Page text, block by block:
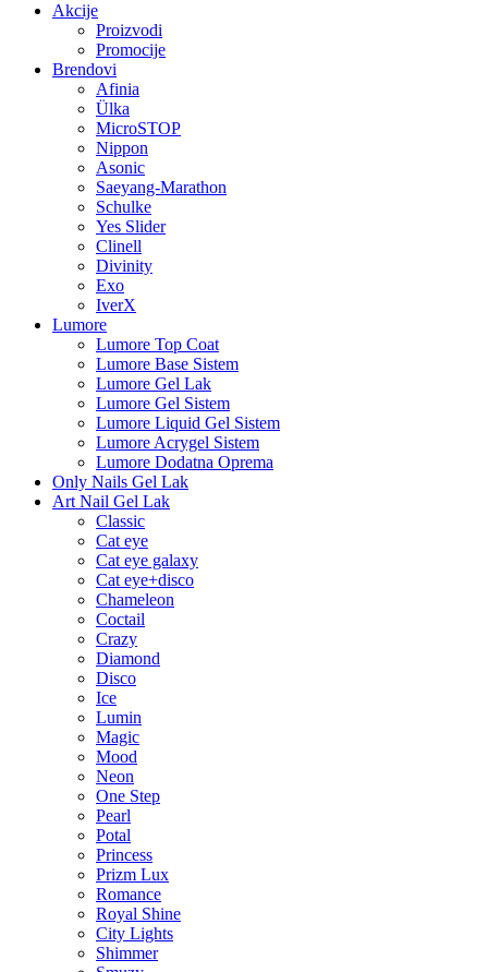
Akcije
Proizvodi
Promocije
Brendovi
Afinia
Ülka
MicroSTOP
Nippon
Asonic
Saeyang-Marathon
Schulke
Yes Slider
Clinell
Divinity
Exo
IverX
Lumore
Lumore Top Coat
Lumore Base Sistem
Lumore Gel Lak
Lumore Gel Sistem
Lumore Liquid Gel Sistem
Lumore Acrygel Sistem
Lumore Dodatna Oprema
Only Nails Gel Lak
Art Nail Gel Lak
Classic
Cat eye
Cat eye galaxy
Cat eye+disco
Chameleon
Coctail
Crazy
Diamond
Disco
Ice
Lumin
Magic
Mood
Neon
One Step
Pearl
Potal
Princess
Prizm Lux
Romance
Royal Shine
City Lights
Shimmer